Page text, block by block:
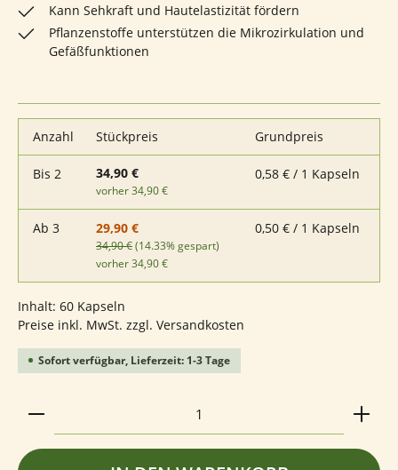
Kann Sehkraft und Hautelastizität fördern
Pflanzenstoffe unterstützen die Mikrozirkulation und
Gefäßfunktionen
Anzahl Stückpreis Grundpreis
Bis 2 34,90 €
vorher 34,90 €
0,58 € / 1 Kapseln
Ab 3 29,90 €
34,90 €(14.33% gespart)
vorher 34,90 €
0,50 € / 1 Kapseln
Inhalt: 60 Kapseln
Preise inkl. MwSt. zzgl. Versandkosten
Sofort verfügbar, Lieferzeit: 1-3 Tage
Produkt Anzahl: Gib den gewünschten Wert ein